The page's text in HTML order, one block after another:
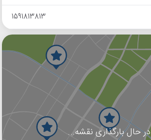
1591813813
در حال بارگذاری نقشه...